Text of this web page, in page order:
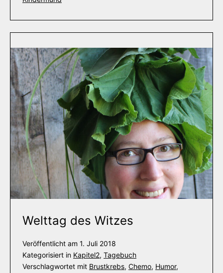
Welttag des Witzes
Veröffentlicht am 1. Juli 2018
Kategorisiert in Kapitel2, Tagebuch
Verschlagwortet mit Brustkrebs, Chemo, Humor,